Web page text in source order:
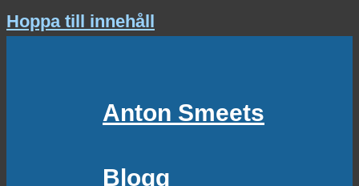
Hoppa till innehåll
Anton Smeets
Blogg